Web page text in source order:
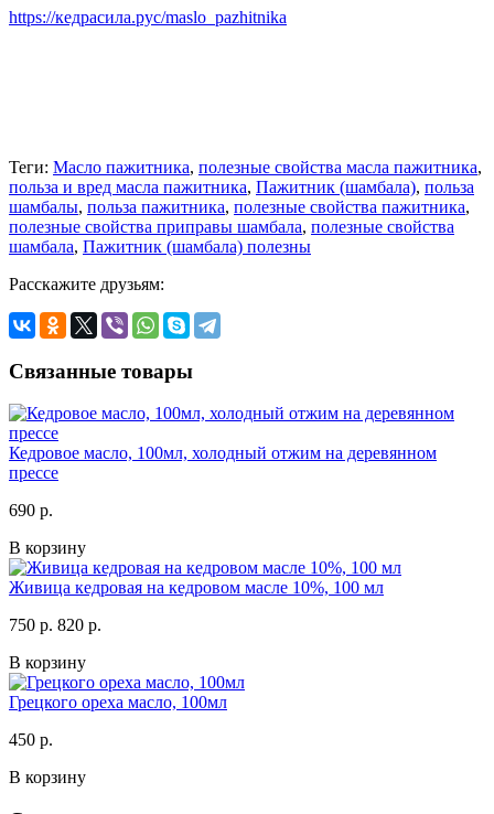
https://кедрасила.рус/maslo_pazhitnika
Теги: Масло пажитника, полезные свойства масла пажитника,
польза и вред масла пажитника, Пажитник (шамбала), польза
шамбалы, польза пажитника, полезные свойства пажитника,
полезные свойства приправы шамбала, полезные свойства
шамбала, Пажитник (шамбала) полезны
Расскажите друзьям:
Связанные товары
Кедровое масло, 100мл, холодный отжим на деревянном
прессе
690 р.
В корзину
Живица кедровая на кедровом масле 10%, 100 мл
750 р. 820 р.
В корзину
Грецкого ореха масло, 100мл
450 р.
В корзину